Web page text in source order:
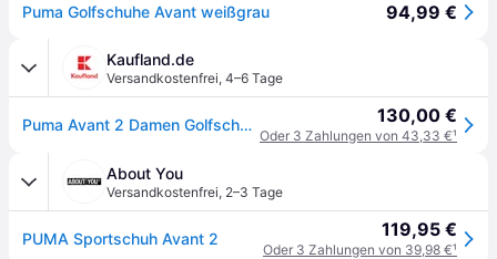
Puma Golfschuhe Avant weißgrau 94,99 €
Kaufland.de
Versandkostenfrei, 4–6 Tage
Puma Avant 2 Damen Golfschuhe Weiß 130,00 €
Oder 3 Zahlungen von 43,33 €¹
About You
Versandkostenfrei, 2–3 Tage
PUMA Sportschuh Avant 2 119,95 €
Oder 3 Zahlungen von 39,98 €¹